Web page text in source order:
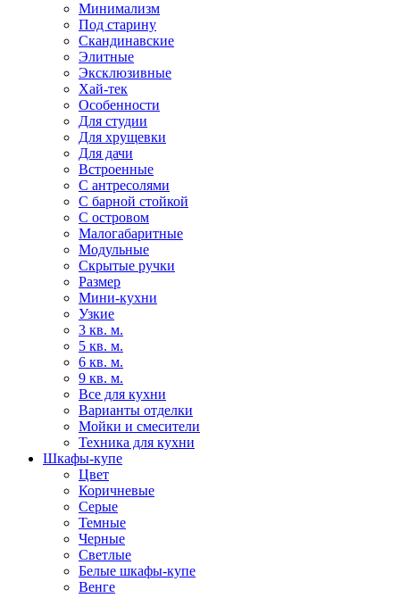
Минимализм
Под старину
Скандинавские
Элитные
Эксклюзивные
Хай-тек
Особенности
Для студии
Для хрущевки
Для дачи
Встроенные
С антресолями
С барной стойкой
С островом
Малогабаритные
Модульные
Скрытые ручки
Размер
Мини-кухни
Узкие
3 кв. м.
5 кв. м.
6 кв. м.
9 кв. м.
Все для кухни
Варианты отделки
Мойки и смесители
Техника для кухни
Шкафы-купе
Цвет
Коричневые
Серые
Темные
Черные
Светлые
Белые шкафы-купе
Венге